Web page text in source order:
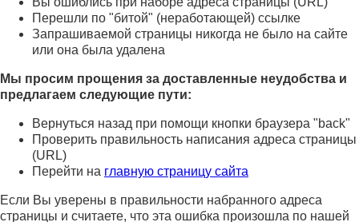
Перешли по "битой" (неработающей) ссылке
Запрашиваемой страницы никогда не было на сайте
или она была удалена
Мы просим прощения за доставленные неудобства и
предлагаем следующие пути:
Вернуться назад при помощи кнопки браузера "back"
Проверить правильность написания адреса страницы
(URL)
Перейти на главную страницу сайта
Если Вы уверены в правильности набранного адреса
страницы и считаете, что эта ошибка произошла по нашей